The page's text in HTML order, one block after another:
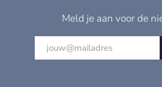
Meld je aan voor de